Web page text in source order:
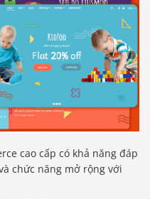
cao cấp có khả năng đáp
chức năng mở rộng với